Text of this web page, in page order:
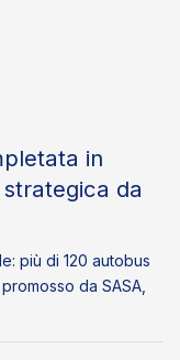
in
da
più di 120 autobus
da SASA,